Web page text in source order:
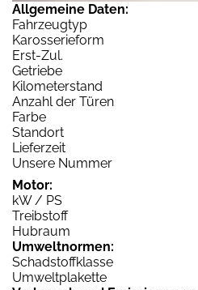
Allgemeine Daten:
Fahrzeugtyp
Karosserieform
Erst-Zul.
Getriebe
Kilometerstand
Anzahl der Türen
Farbe
Standort
Lieferzeit
Unsere Nummer
Motor:
kW / PS
Treibstoff
Hubraum
Umweltnormen:
Schadstoffklasse
Umweltplakette